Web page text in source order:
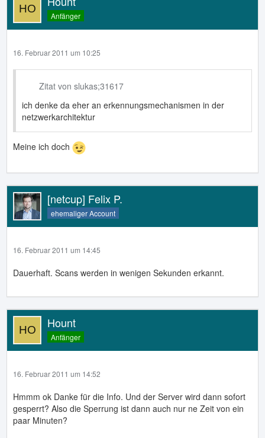
Anfänger
16. Februar 2011 um 10:25
Zitat von slukas;31617
ich denke da eher an erkennungsmechanismen in der
netzwerkarchitektur
Meine ich doch
[netcup] Felix P.
ehemaliger Account
16. Februar 2011 um 14:45
Dauerhaft. Scans werden in wenigen Sekunden erkannt.
Hount
Anfänger
16. Februar 2011 um 14:52
Hmmm ok Danke für die Info. Und der Server wird dann sofort
gesperrt? Also die Sperrung ist dann auch nur ne Zeit von ein
paar Minuten?